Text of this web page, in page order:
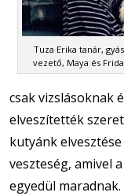
Tuza Erika tanár,
vezető, Maya és
csak vizslásoknak
elveszítették
kutyánk
veszteség, amivel
egyedül